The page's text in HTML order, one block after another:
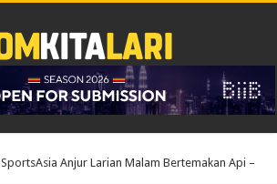
SportsAsia Anjur Larian Malam Bertemakan Api –